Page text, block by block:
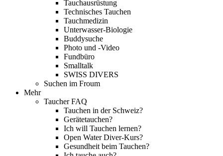
Tauchausrüstung
Technisches Tauchen
Tauchmedizin
Unterwasser-Biologie
Buddysuche
Photo und -Video
Fundbüro
Smalltalk
SWISS DIVERS
Suchen im Froum
Mehr
Taucher FAQ
Tauchen in der Schweiz?
Gerätetauchen?
Ich will Tauchen lernen?
Open Water Diver-Kurs?
Gesundheit beim Tauchen?